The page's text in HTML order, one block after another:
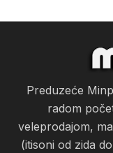
Preduzeće
radom
veleprodajom,
(itisoni od zida